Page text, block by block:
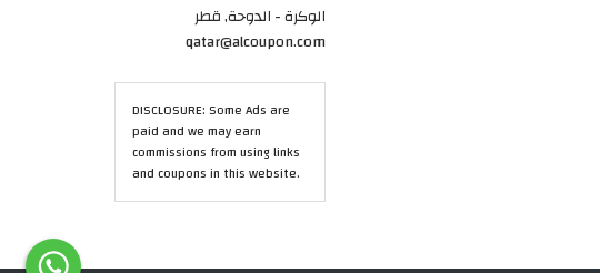
الوكرة - الدوحة, قطر
qatar@alcoupon.com
DISCLOSURE: Some Ads are
paid and we may earn
commissions from using links
and coupons in this website.